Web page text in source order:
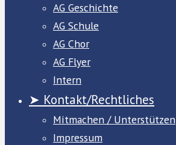
AG Geschichte
AG Schule
AG Chor
AG Flyer
Intern
➤ Kontakt/Rechtliches
Mitmachen / Unterstützen
Impressum